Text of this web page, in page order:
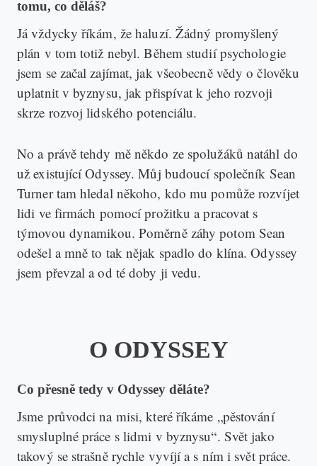
tomu, co děláš?
Já vždycky říkám, že haluzí. Žádný promyšlený
plán v tom totiž nebyl. Během studií psychologie
jsem se začal zajímat, jak všeobecně vědy o člověku
uplatnit v byznysu, jak přispívat k jeho rozvoji
skrze rozvoj lidského potenciálu.
No a právě tehdy mě někdo ze spolužáků natáhl do
už existující Odyssey. Můj budoucí společník Sean
Turner tam hledal někoho, kdo mu pomůže rozvíjet
lidi ve firmách pomocí prožitku a pracovat s
týmovou dynamikou. Poměrně záhy potom Sean
odešel a mně to tak nějak spadlo do klína. Odyssey
jsem převzal a od té doby ji vedu.
O ODYSSEY
Co přesně tedy v Odyssey děláte?
Jsme průvodci na misi, které říkáme „pěstování
smysluplné práce s lidmi v byznysu“. Svět jako
takový se strašně rychle vyvíjí a s ním i svět práce.